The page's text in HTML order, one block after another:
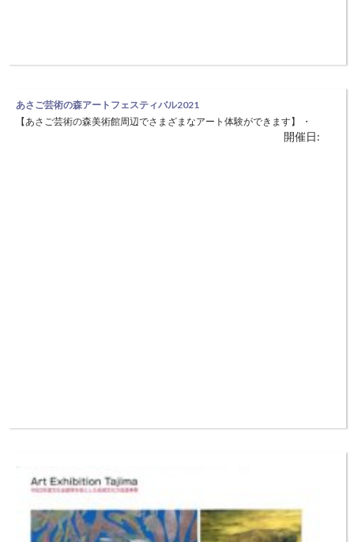
あさご芸術の森アートフェスティバル2021
【あさご芸術の森美術館周辺でさまざまなアート体験ができます】 ・
水木しげるの妖怪とインスパイア展 日時 7月17日（土）～8月29日
開催日: